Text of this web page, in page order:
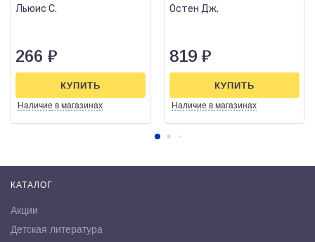
Льюис С.
266 ₽
Наличие в магазинах
КУПИТЬ
Остен Дж.
819 ₽
Наличие в магазинах
КУПИТЬ
КАТАЛОГ
Акции
Детская литература